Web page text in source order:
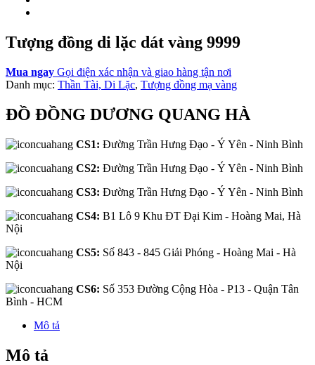
Tượng đồng di lặc dát vàng 9999
Mua ngay Gọi điện xác nhận và giao hàng tận nơi
Danh mục: Thần Tài, Di Lặc, Tượng đồng mạ vàng
ĐỒ ĐỒNG DƯƠNG QUANG HÀ
CS1: Đường Trần Hưng Đạo - Ý Yên - Ninh Bình
CS2: Đường Trần Hưng Đạo - Ý Yên - Ninh Bình
CS3: Đường Trần Hưng Đạo - Ý Yên - Ninh Bình
CS4: B1 Lô 9 Khu ĐT Đại Kim - Hoàng Mai, Hà
Nội
CS5: Số 843 - 845 Giải Phóng - Hoàng Mai - Hà
Nội
CS6: Số 353 Đường Cộng Hòa - P13 - Quận Tân
Bình - HCM
Mô tả
Mô tả